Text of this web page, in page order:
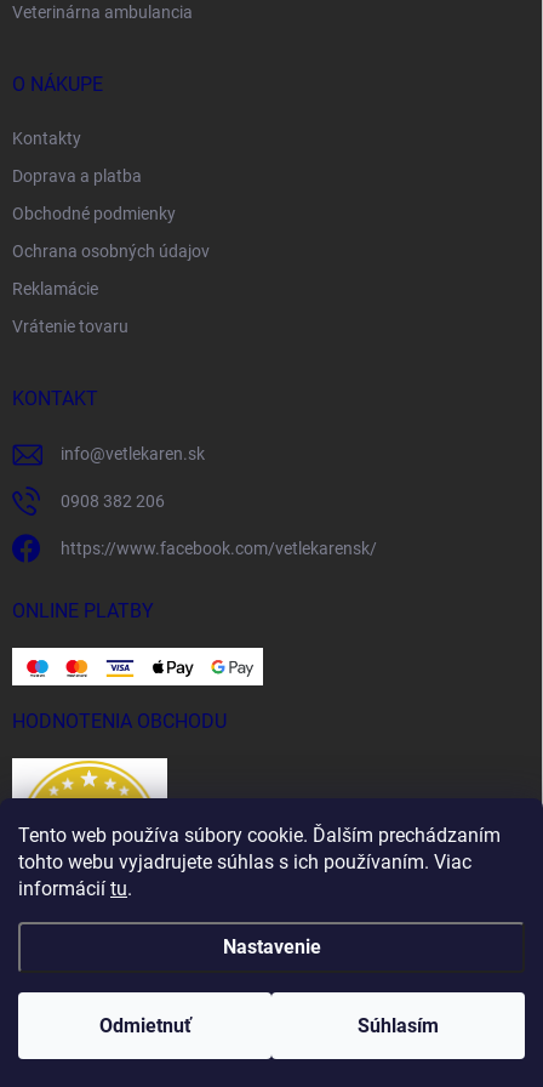
Tento web používa súbory cookie. Ďalším prechádzaním
tohto webu vyjadrujete súhlas s ich používaním. Viac
informácií tu.
Nastavenie
Odmietnuť Súhlasím
Veterinárna ambulancia
O NÁKUPE
Kontakty
Doprava a platba
Obchodné podmienky
Ochrana osobných údajov
Reklamácie
Vrátenie tovaru
KONTAKT
info@vetlekaren.sk
0908 382 206
https://www.facebook.com/vetlekarensk/
ONLINE PLATBY
HODNOTENIA OBCHODU
Vytvoril Shoptet
Copyright 2026 . Všetky práva vyhradené.